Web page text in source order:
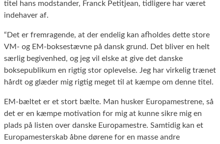
titel hans modstander, Franck Petitjean, tidligere har været
indehaver af.
“Det er fremragende, at der endelig kan afholdes dette store
VM- og EM-boksestævne på dansk grund. Det bliver en helt
særlig begivenhed, og jeg vil elske at give det danske
boksepublikum en rigtig stor oplevelse. Jeg har virkelig trænet
hårdt og glæder mig rigtig meget til at kæmpe om denne titel.
EM-bæltet er et stort bælte. Man husker Europamestrene, så
det er en kæmpe motivation for mig at kunne sikre mig en
plads på listen over danske Europamestre. Samtidig kan et
Europamesterskab åbne dørene for en masse andre